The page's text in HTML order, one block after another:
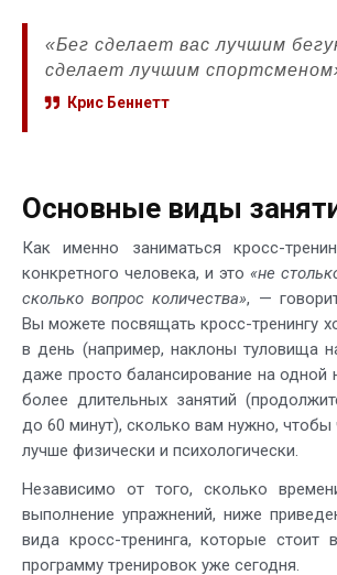
«Бег сделает вас лучшим
сделает лучшим
Крис Беннетт
Основные виды
Как именно заниматься кросс-
конкретного человека, и это «не
сколько вопрос количества», —
Вы можете посвящать кросс-тренингу
в день (например, наклоны туловища
даже просто балансирование на одной
более длительных занятий
до 60 минут), сколько вам нужно, чтобы
лучше физически и психологически.
Независимо от того, сколько
выполнение упражнений, ниже
вида кросс-тренинга, которые стоит
программу тренировок уже сегодня.